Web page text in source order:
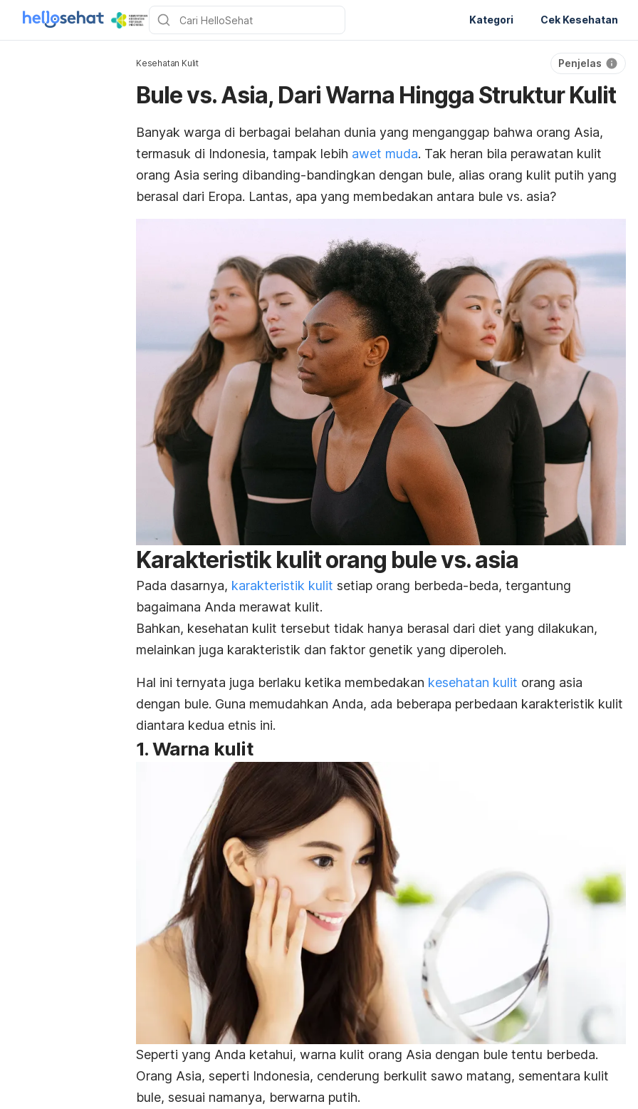
Kategori Cek Kesehatan
Kesehatan Kulit Penjelas
Bule vs. Asia, Dari Warna Hingga Struktur Kulit
Banyak warga di berbagai belahan dunia yang menganggap bahwa orang Asia,
termasuk di Indonesia, tampak lebih awet muda. Tak heran bila perawatan kulit
orang Asia sering dibanding-bandingkan dengan bule, alias orang kulit putih yang
berasal dari Eropa. Lantas, apa yang membedakan antara bule vs. asia?
Karakteristik kulit orang bule vs. asia
Pada dasarnya, karakteristik kulit setiap orang berbeda-beda, tergantung
bagaimana Anda merawat kulit.
Bahkan, kesehatan kulit tersebut tidak hanya berasal dari diet yang dilakukan,
melainkan juga karakteristik dan faktor genetik yang diperoleh.
Hal ini ternyata juga berlaku ketika membedakan kesehatan kulit orang asia
dengan bule. Guna memudahkan Anda, ada beberapa perbedaan karakteristik kulit
diantara kedua etnis ini.
1. Warna kulit
Seperti yang Anda ketahui, warna kulit orang Asia dengan bule tentu berbeda.
Orang Asia, seperti Indonesia, cenderung berkulit sawo matang, sementara kulit
bule, sesuai namanya, berwarna putih.